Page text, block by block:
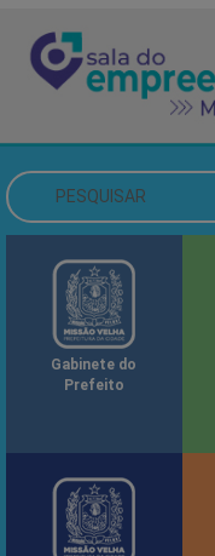
Gabinete do
Prefeito